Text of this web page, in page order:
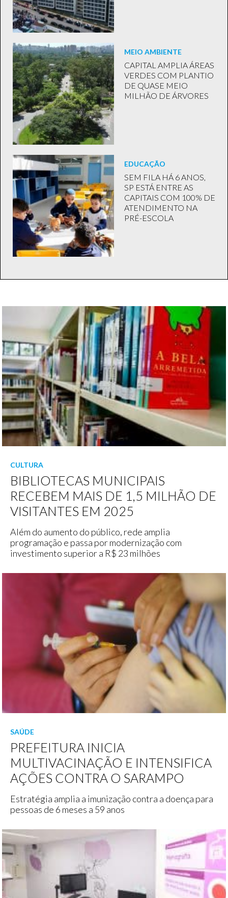
MEIO AMBIENTE
CAPITAL AMPLIA ÁREAS
VERDES COM PLANTIO
DE QUASE MEIO
MILHÃO DE ÁRVORES
EDUCAÇÃO
SEM FILA HÁ 6 ANOS,
SP ESTÁ ENTRE AS
CAPITAIS COM 100% DE
ATENDIMENTO NA
PRÉ-ESCOLA
CULTURA
BIBLIOTECAS MUNICIPAIS
RECEBEM MAIS DE 1,5 MILHÃO DE
VISITANTES EM 2025
Além do aumento do público, rede amplia
programação e passa por modernização com
investimento superior a R$ 23 milhões
SAÚDE
PREFEITURA INICIA
MULTIVACINAÇÃO E INTENSIFICA
AÇÕES CONTRA O SARAMPO
Estratégia amplia a imunização contra a doença para
pessoas de 6 meses a 59 anos